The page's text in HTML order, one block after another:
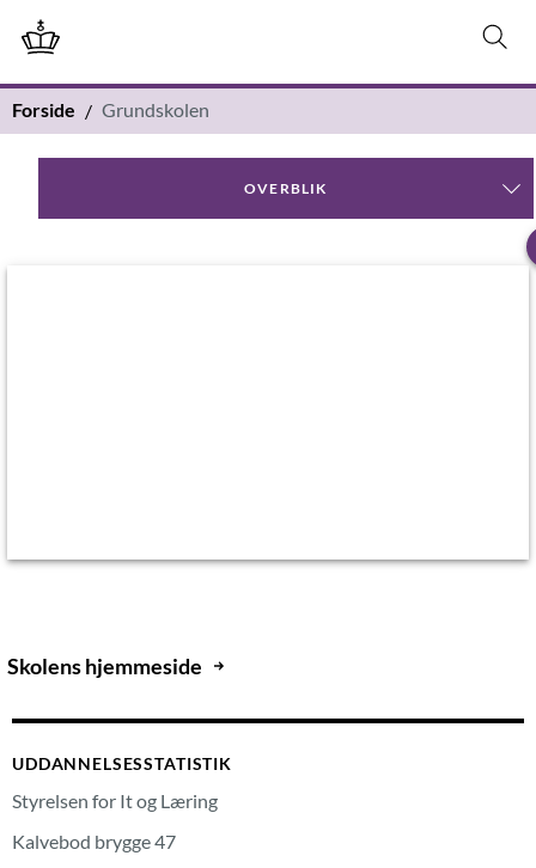
Forside Grundskolen
OVERBLIK
Skolens hjemmeside
UDDANNELSESSTATISTIK
Styrelsen for It og Læring
Kalvebod brygge 47